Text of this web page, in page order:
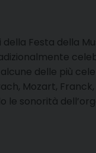
Festa della
delle più
Mozart,
sonorità